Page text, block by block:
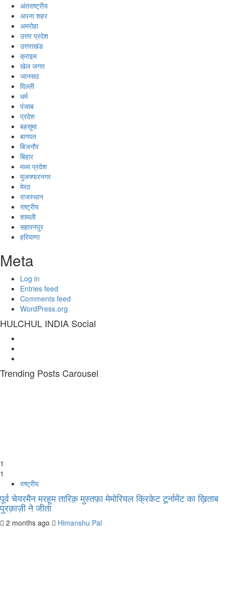
अंतराष्ट्रीय
अपना शहर
अमरोहा
उत्तर प्रदेश
उत्तराखंड
क्राइम
खेल जगत
जानसठ
दिल्ली
धर्म
पंजाब
प्रदेश
बहसूमा
बागपत
बिजनौर
बिहार
मध्य प्रदेश
मुजफ्फरनगर
मेरठ
राजस्थान
राष्ट्रीय
शामली
सहारनपुर
हरियाणा
Meta
Log in
Entries feed
Comments feed
WordPress.org
HULCHUL INDIA Social
Trending Posts Carousel
1
1
राष्ट्रीय
पूर्व चेयरमैन मरहूम तारिक़ मुस्तफ़ा मेमोरियल क्रिकेट टूर्नामेंट का ख़िताब
पुरक़ाज़ी ने जीता
2 months ago Himanshu Pal